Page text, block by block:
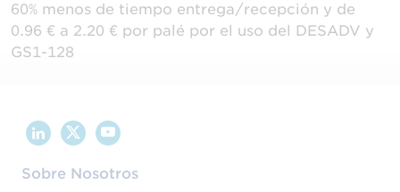
60% menos de tiempo entrega/recepción y de
0.96 € a 2.20 € por palé por el uso del DESADV y
GS1-128
Sobre Nosotros